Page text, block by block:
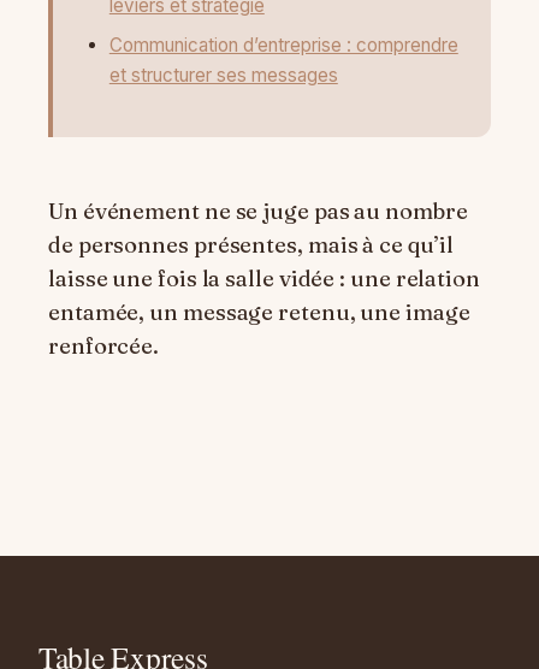
leviers et stratégie
Communication d’entreprise : comprendre
et structurer ses messages
Un événement ne se juge pas au nombre
de personnes présentes, mais à ce qu’il
laisse une fois la salle vidée : une relation
entamée, un message retenu, une image
renforcée.